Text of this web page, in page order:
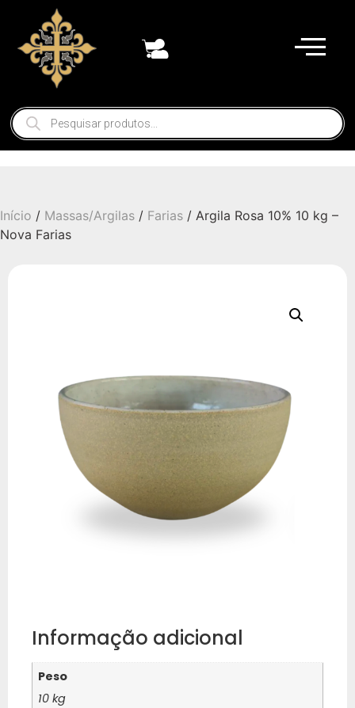
Início / Massas/Argilas / Farias / Argila Rosa 10% 10 kg –
Nova Farias
Informação adicional
Peso
10 kg